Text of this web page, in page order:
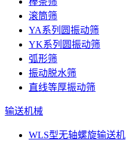
滚筒筛
YA系列圆振动筛
YK系列圆振动筛
弧形筛
振动脱水筛
直线等厚振动筛
输送机械
WLS型无轴螺旋输送机